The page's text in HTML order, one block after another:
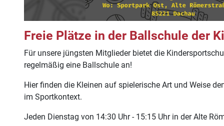
Freie Plätze in der Ballschule der
Für unsere jüngsten Mitglieder bietet die
regelmäßig eine Ballschule an!
Hier finden die Kleinen auf spielerische Art und Weise
im Sportkontext.
Jeden Dienstag von 14:30 Uhr - 15:15 Uhr in der Alte